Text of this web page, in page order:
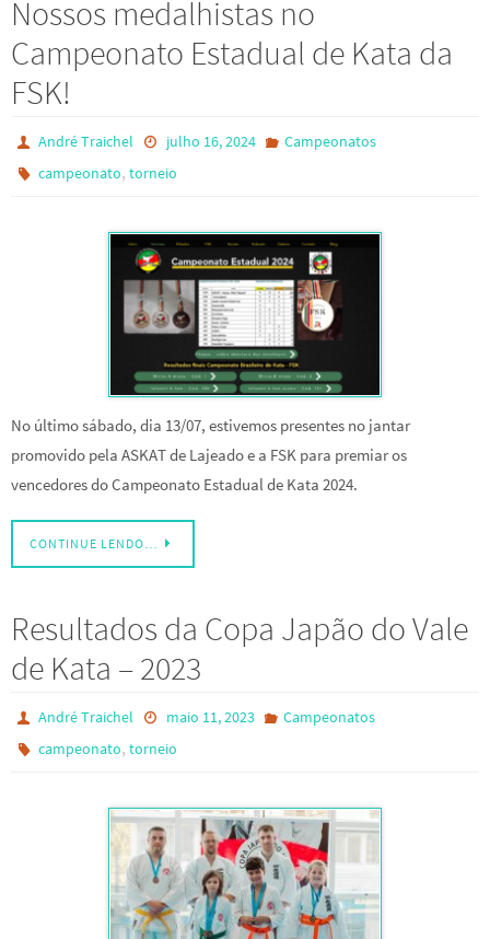
Nossos medalhistas no
Campeonato Estadual de Kata da
FSK!
André Traichel julho 16, 2024
Campeonatos
campeonato,torneio
No último sábado, dia 13/07, estivemos presentes no jantar
promovido pela ASKAT de Lajeado e a FSK para premiar os
vencedores do Campeonato Estadual de Kata 2024.
CONTINUE LENDO…
Resultados da Copa Japão do Vale
de Kata – 2023
André Traichel maio 11, 2023
Campeonatos
campeonato,torneio